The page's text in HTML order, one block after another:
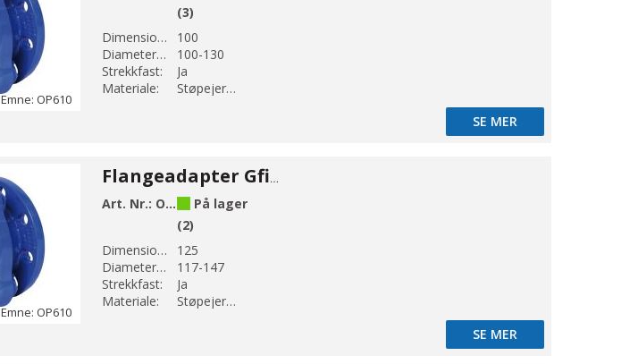
Emne: OP610
(3)
Dimension DN 1:
100
Diameter 1 (mm):
100-130
Strekkfast:
Ja
Materiale:
Støpejern EN-GJS-500-7
SE MER
Emne: OP610
Flangeadapter Gfix DN125-117/147
Art. Nr.: OP610-147
På lager
(2)
Dimension DN 1:
125
Diameter 1 (mm):
117-147
Strekkfast:
Ja
Materiale:
Støpejern EN-GJS-500-7
SE MER